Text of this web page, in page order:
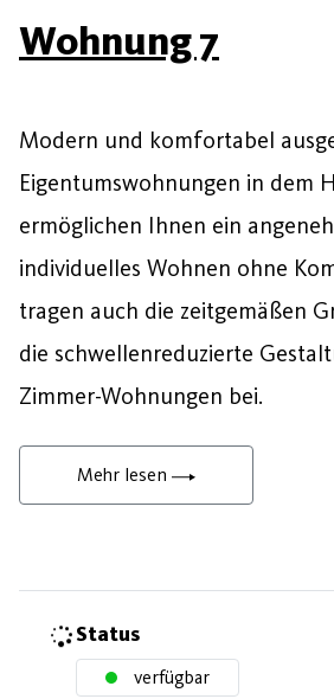
Wohnung 7
Modern und komfortabel
Eigentumswohnungen in dem
ermöglichen Ihnen ein
individuelles Wohnen ohne
tragen auch die zeitgemäßen
die schwellenreduzierte
Zimmer-Wohnungen bei.
Mehr lesen
Status
verfügbar